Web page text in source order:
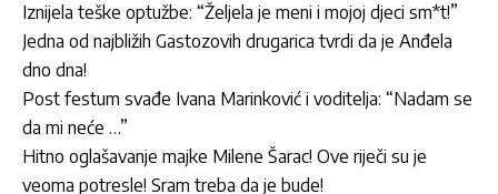
Iznijela teške optužbe: “Željela je meni i mojoj djeci sm*t!”
Jedna od najbližih Gastozovih drugarica tvrdi da je Anđela
dno dna!
Post festum svađe Ivana Marinković i voditelja: “Nadam se
da mi neće …”
Hitno oglašavanje majke Milene Šarac! Ove riječi su je
veoma potresle! Sram treba da je bude!